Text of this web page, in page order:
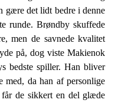
gære det lidt bedre i denne
runde. Brøndby skuffede
men de savnede kvalitet
på, dog viste Makienok
bedste spiller. Han bliver
med, da han af personlige
får de sikkert en del glæde